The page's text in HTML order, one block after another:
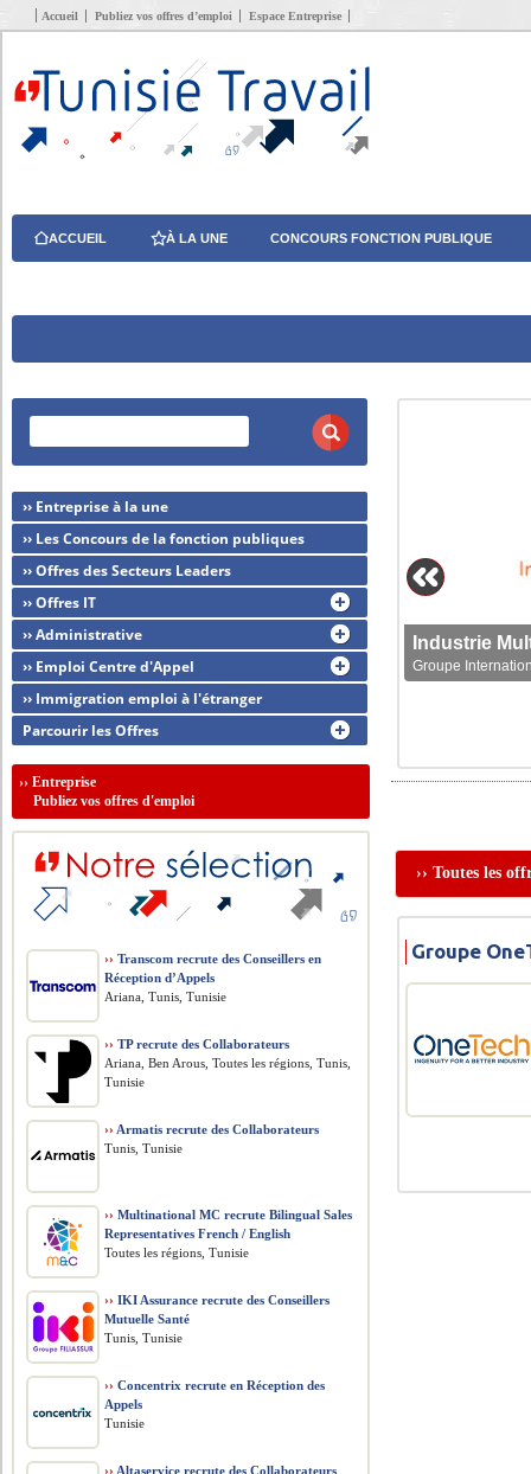
Accueil Publiez vos offres d’emploi Espace Entreprise
ACCUEIL À LA UNE CONCOURS FONCTION PUBLIQUE
Groupe
›› Toutes les
Groupe
›› Entreprise à la une
›› Les Concours de la fonction publiques
›› Offres des Secteurs Leaders
›› Offres IT
›› Administrative
›› Emploi Centre d'Appel
›› Immigration emploi à l'étranger
Parcourir les Offres
››Entreprise
Publiez vos offres d'emploi
›› Transcom recrute des Conseillers en
Réception d’Appels
Ariana, Tunis, Tunisie
›› TP recrute des Collaborateurs
Ariana, Ben Arous, Toutes les régions, Tunis,
Tunisie
›› Armatis recrute des Collaborateurs
Tunis, Tunisie
›› Multinational MC recrute Bilingual Sales
Representatives French / English
Toutes les régions, Tunisie
›› IKI Assurance recrute des Conseillers
Mutuelle Santé
Tunis, Tunisie
›› Concentrix recrute en Réception des
Appels
Tunisie
›› Altaservice recrute des Collaborateurs